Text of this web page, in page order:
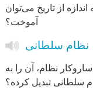
از تاریخ می‌توان
آموخت؟
نظام سلطانی
نظام، آن را به
سلطانی تبدیل کرده؟